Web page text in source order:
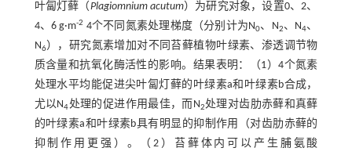
叶匐灯藓（Plagiomnium acutum）为研究对象，设置0、2、
4、6 g·m-2 4个不同氮素处理梯度（分别计为N0、N2、N4、
N6），研究氮素增加对不同苔藓植物叶绿素、渗透调节物
质含量和抗氧化酶活性的影响。结果表明：（1）4个氮素
处理水平均能促进尖叶匐灯藓的叶绿素a和叶绿素b合成，
尤以N4处理的促进作用最佳，而N2处理对齿肋赤藓和真藓
的叶绿素a和叶绿素b具有明显的抑制作用（对齿肋赤藓的
抑制作用更强）。（2）苔藓体内可以产生脯氨酸